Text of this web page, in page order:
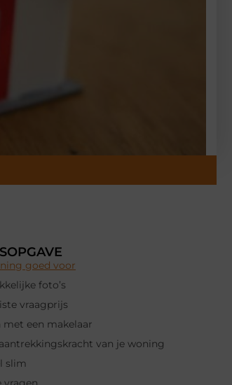
goed voor
foto’s
vraagprijs
met een makelaar
van je woning
slim